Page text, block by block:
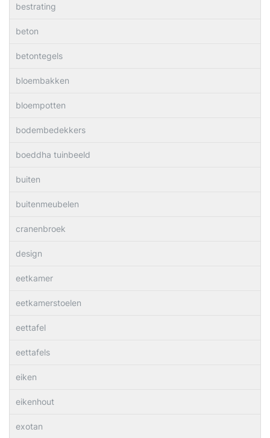
bestrating
beton
betontegels
bloembakken
bloempotten
bodembedekkers
boeddha tuinbeeld
buiten
buitenmeubelen
cranenbroek
design
eetkamer
eetkamerstoelen
eettafel
eettafels
eiken
eikenhout
exotan